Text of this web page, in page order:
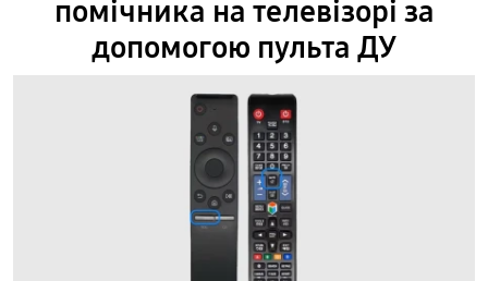
помічника на телевізорі за
допомогою пульта ДУ